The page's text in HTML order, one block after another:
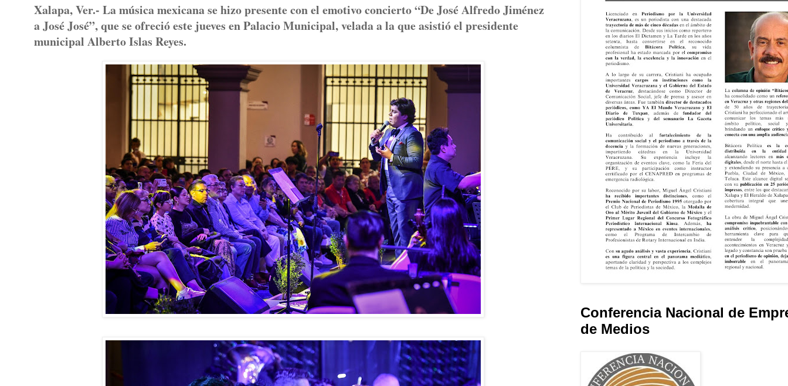
Xalapa, Ver.- La música mexicana se hizo presente con el emotivo concierto “De José Alfredo Jiménez
a José José”, que se ofreció este jueves en Palacio Municipal, velada a la que asistió el presidente
municipal Alberto Islas Reyes.
Conferencia Nacional de
de Medios